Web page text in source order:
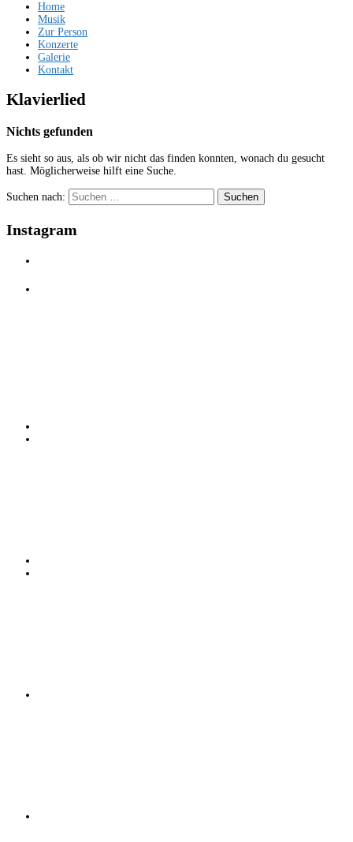
Home
Musik
Zur Person
Konzerte
Galerie
Kontakt
Klavierlied
Nichts gefunden
Es sieht so aus, als ob wir nicht das finden konnten, wonach du gesucht
hast. Möglicherweise hilft eine Suche.
Suchen nach:
Instagram